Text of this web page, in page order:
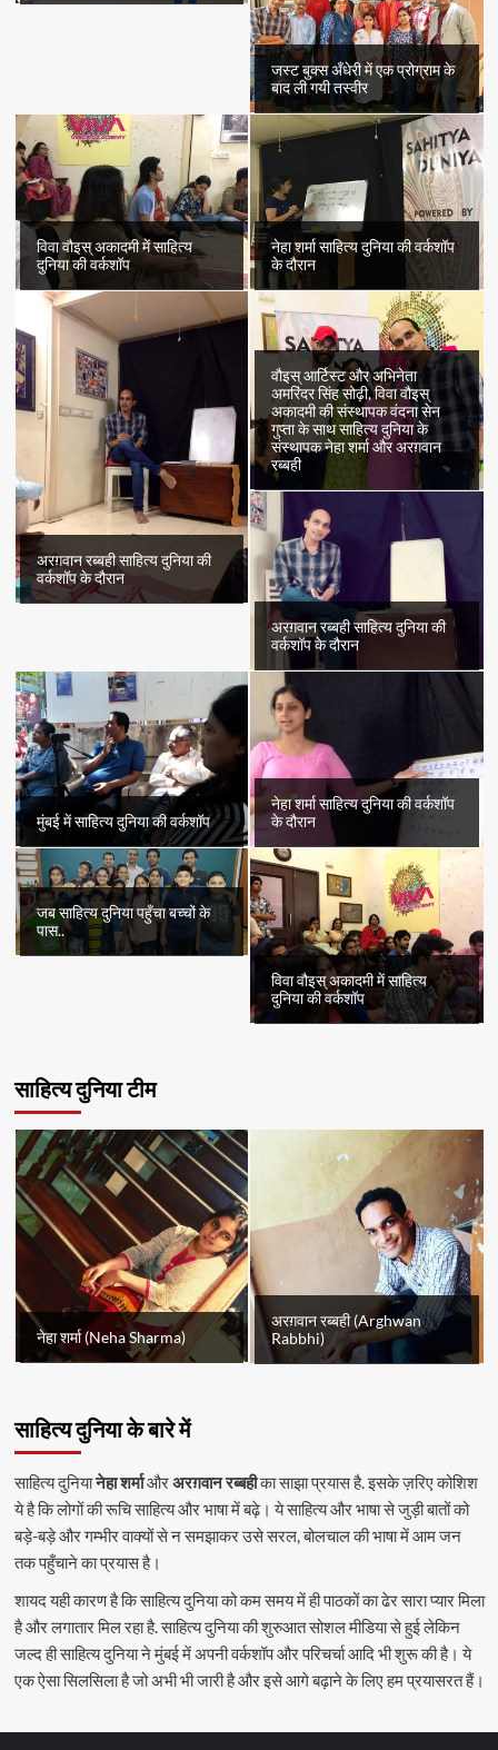
जस्ट बुक्स अँधेरी में एक प्रोग्राम के
बाद ली गयी तस्वीर
विवा वौइस् अकादमी में साहित्य
दुनिया की वर्कशॉप
नेहा शर्मा साहित्य दुनिया की वर्कशॉप
के दौरान
अरग़वान रब्बही साहित्य दुनिया की
वर्कशॉप के दौरान
वौइस् आर्टिस्ट और अभिनेता
अमरिंदर सिंह सोढ़ी, विवा वौइस्
अकादमी की संस्थापक वंदना सेन
गुप्ता के साथ साहित्य दुनिया के
संस्थापक नेहा शर्मा और अरग़वान
रब्बही
अरग़वान रब्बही साहित्य दुनिया की
वर्कशॉप के दौरान
मुंबई में साहित्य दुनिया की वर्कशॉप
नेहा शर्मा साहित्य दुनिया की वर्कशॉप
के दौरान
जब साहित्य दुनिया पहुँचा बच्चों के
पास..
विवा वौइस् अकादमी में साहित्य
दुनिया की वर्कशॉप
साहित्य दुनिया टीम
नेहा शर्मा (Neha Sharma)
अरग़वान रब्बही (Arghwan
Rabbhi)
साहित्य दुनिया के बारे में
साहित्य दुनियानेहा शर्माऔरअरग़वान रब्बहीका साझा प्रयास है. इसके ज़रिए कोशिश
ये है कि लोगों की रूचि साहित्य और भाषा में बढ़े। ये साहित्य और भाषा से जुड़ी बातों को
बड़े-बड़े और गम्भीर वाक्यों से न समझाकर उसे सरल, बोलचाल की भाषा में आम जन
तक पहुँचाने का प्रयास है।
शायद यही कारण है कि साहित्य दुनिया को कम समय में ही पाठकों का ढेर सारा प्यार मिला
है और लगातार मिल रहा है. साहित्य दुनिया की शुरुआत सोशल मीडिया से हुई लेकिन
जल्द ही साहित्य दुनिया ने मुंबई में अपनी वर्कशॉप और परिचर्चा आदि भी शुरू की है। ये
एक ऐसा सिलसिला है जो अभी भी जारी है और इसे आगे बढ़ाने के लिए हम प्रयासरत हैं।